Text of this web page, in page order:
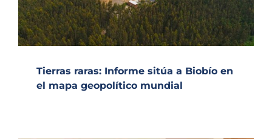
Tierras raras: Informe sitúa a Biobío en
el mapa geopolítico mundial